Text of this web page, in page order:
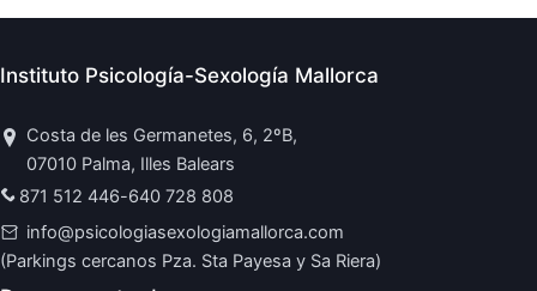
Instituto Psicología-Sexología Mallorca
Costa de les Germanetes, 6, 2ºB,
07010 Palma, Illes Balears
871 512 446-640 728 808
info@psicologiasexologiamallorca.com
(Parkings cercanos Pza. Sta Payesa y Sa Riera)